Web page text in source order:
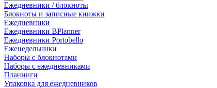
Ежедневники / блокноты
Блокноты и записные книжки
Ежедневники
Ежедневники BPlanner
Ежедневники Portobello
Еженедельники
Наборы с блокнотами
Наборы с ежедневниками
Планинги
Упаковка для ежедневников